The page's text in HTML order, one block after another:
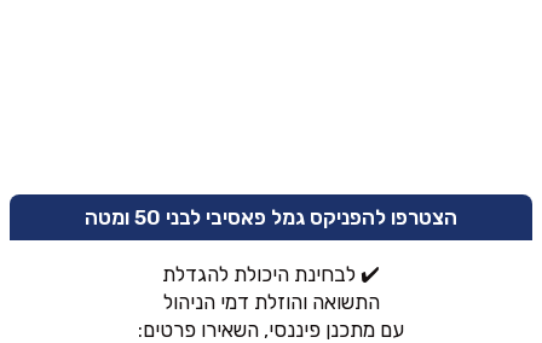
הצטרפו להפניקס גמל פאסיבי לבני 50 ומטה
✔️ לבחינת היכולת להגדלת
התשואה והוזלת דמי הניהול
עם מתכנן פיננסי, השאירו פרטים: